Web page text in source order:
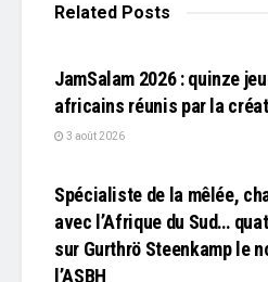
Related Posts
JamSalam 2026 : quinze
africains réunis par la
3 août 2026
Spécialiste de la mêlée,
avec l’Afrique du Sud…
sur Gurthrö Steenkamp le
l’ASBH